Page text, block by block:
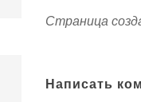
Страница
Написать